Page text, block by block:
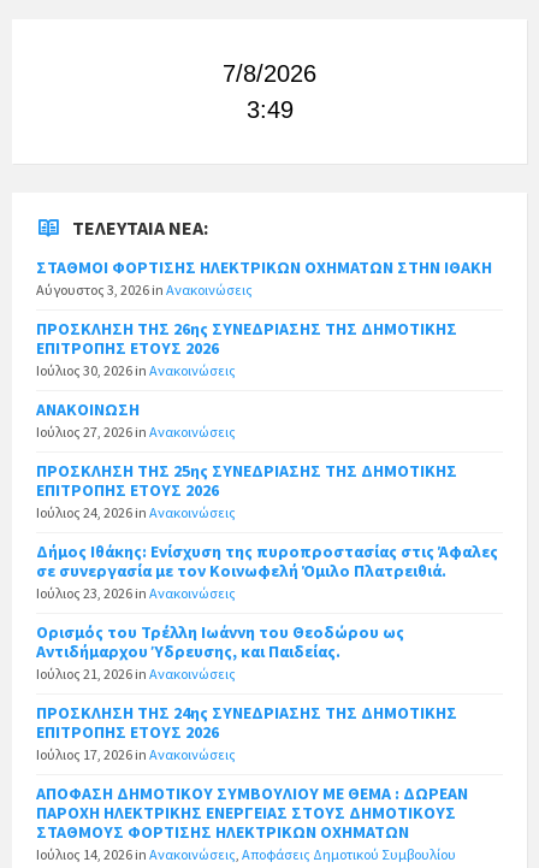
7/8/2026
3:49
ΤΕΛΕΥΤΑΊΑ ΝΈΑ:
ΣΤΑΘΜΟΙ ΦΟΡΤΙΣΗΣ ΗΛΕΚΤΡΙΚΩΝ ΟΧΗΜΑΤΩΝ ΣΤΗΝ ΙΘΑΚΗ
Αύγουστος 3, 2026 in Ανακοινώσεις
ΠΡΟΣΚΛΗΣΗ ΤΗΣ 26ης ΣΥΝΕΔΡΙΑΣΗΣ ΤΗΣ ΔΗΜΟΤΙΚΗΣ
ΕΠΙΤΡΟΠΗΣ ΕΤΟΥΣ 2026
Ιούλιος 30, 2026 in Ανακοινώσεις
ΑΝΑΚΟΙΝΩΣΗ
Ιούλιος 27, 2026 in Ανακοινώσεις
ΠΡΟΣΚΛΗΣΗ ΤΗΣ 25ης ΣΥΝΕΔΡΙΑΣΗΣ ΤΗΣ ΔΗΜΟΤΙΚΗΣ
ΕΠΙΤΡΟΠΗΣ ΕΤΟΥΣ 2026
Ιούλιος 24, 2026 in Ανακοινώσεις
Δήμος Ιθάκης: Ενίσχυση της πυροπροστασίας στις Άφαλες
σε συνεργασία με τον Κοινωφελή Όμιλο Πλατρειθιά.
Ιούλιος 23, 2026 in Ανακοινώσεις
Ορισμός του Τρέλλη Ιωάννη του Θεοδώρου ως
Αντιδήμαρχου Ύδρευσης, και Παιδείας.
Ιούλιος 21, 2026 in Ανακοινώσεις
ΠΡΟΣΚΛΗΣΗ ΤΗΣ 24ης ΣΥΝΕΔΡΙΑΣΗΣ ΤΗΣ ΔΗΜΟΤΙΚΗΣ
ΕΠΙΤΡΟΠΗΣ ΕΤΟΥΣ 2026
Ιούλιος 17, 2026 in Ανακοινώσεις
ΑΠΟΦΑΣΗ ΔΗΜΟΤΙΚΟΥ ΣΥΜΒΟΥΛΙΟΥ ΜΕ ΘΕΜΑ : ΔΩΡΕΑΝ
ΠΑΡΟΧΗ ΗΛΕΚΤΡΙΚΗΣ ΕΝΕΡΓΕΙΑΣ ΣΤΟΥΣ ΔΗΜΟΤΙΚΟΥΣ
ΣΤΑΘΜΟΥΣ ΦΟΡΤΙΣΗΣ ΗΛΕΚΤΡΙΚΩΝ ΟΧΗΜΑΤΩΝ
Ιούλιος 14, 2026 in Ανακοινώσεις Αποφάσεις Δημοτικού Συμβουλίου